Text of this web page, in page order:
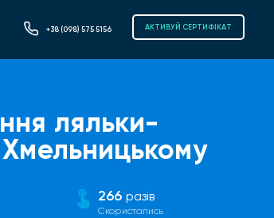
+38 (098) 575 5156 АКТИВУЙ СЕРТИФІКАТ
ляльки-
266 разів
Скористались